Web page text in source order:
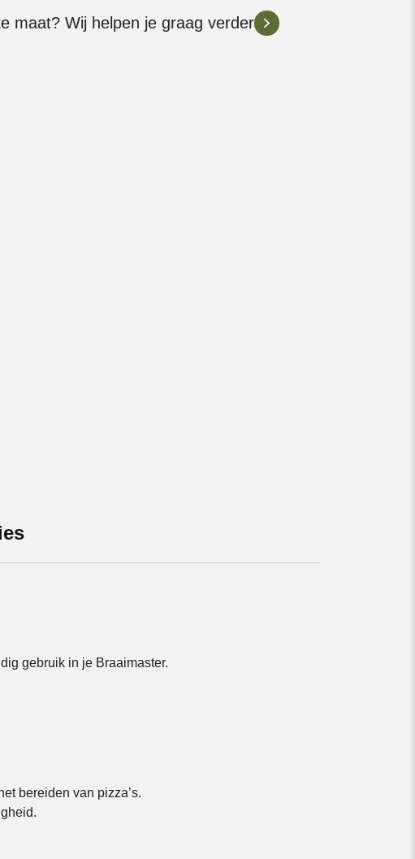
maat? Wij helpen je graag verder
gebruik in je Braaimaster.
bereiden van pizza’s.